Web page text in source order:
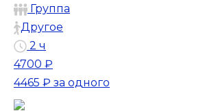
Группа
Другое
2 ч
4700 ₽
4465 ₽ за одного